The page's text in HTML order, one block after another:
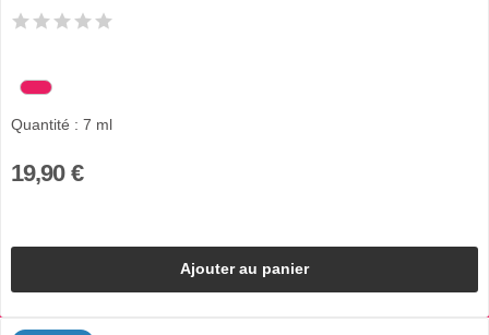
Quantité : 7 ml
19,90 €
Ajouter au panier